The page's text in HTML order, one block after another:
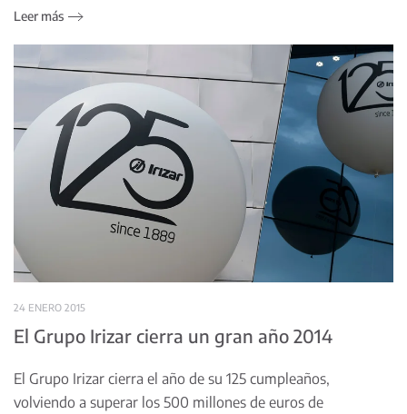
Leer más
24 ENERO 2015
El Grupo Irizar cierra un gran año 2014
El Grupo Irizar cierra el año de su 125 cumpleaños,
volviendo a superar los 500 millones de euros de